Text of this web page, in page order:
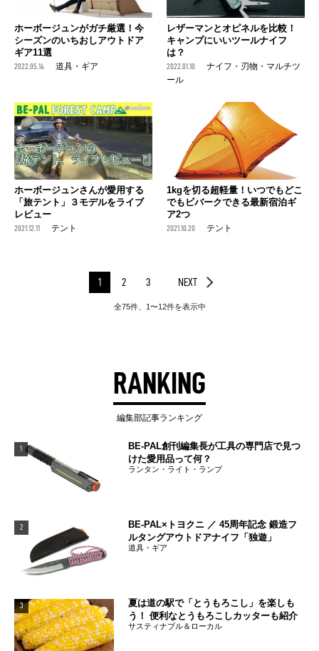
ホーボージュンがガチ厳選！今
シーズンのいちおしアウトドア
ギア11選
2022.05.14 道具・ギア
レザーマンとオピネルを比較！
キャンプにいいツールナイフ
は？
2022.01.10
ナイフ・刃物・マルチツ
ール
ホーボージュンさんが愛用する
「旅テント」３モデルをライブ
レビュー
2021.12.11 テント
1kgを切る超軽量！いつでもどこ
でもビバークできる最新宿泊ギ
ア2つ
2021.10.20 テント
1 2 3 NEXT
全75件、1〜12件を表示中
RANKING
編集部記事ランキング
1
BE-PAL創刊編集長が工具の専門店で見つ
けた愛用品って何？
ランタン・ライト・ランプ
2
BE-PAL×トヨクニ ／ 45周年記念 鍛造フ
ルタングアウトドアナイフ「独遊」
道具・ギア
3
夏は道の駅で「とうもろこし」を楽しも
う！ 便利なとうもろこしカッターも紹介
サスティナブル＆ローカル